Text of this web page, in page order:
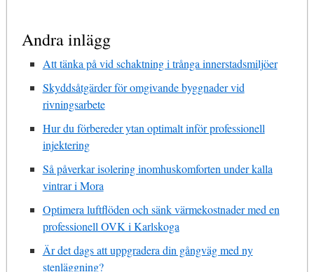
Andra inlägg
Att tänka på vid schaktning i trånga innerstadsmiljöer
Skyddsåtgärder för omgivande byggnader vid
rivningsarbete
Hur du förbereder ytan optimalt inför professionell
injektering
Så påverkar isolering inomhuskomforten under kalla
vintrar i Mora
Optimera luftflöden och sänk värmekostnader med en
professionell OVK i Karlskoga
Är det dags att uppgradera din gångväg med ny
stenläggning?